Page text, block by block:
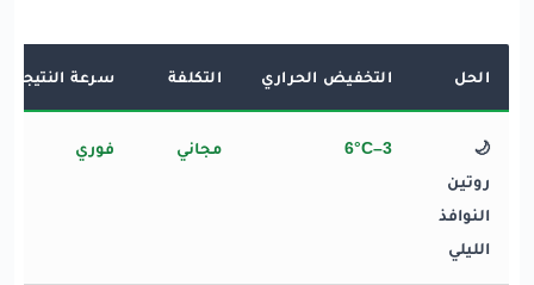
الحل التخفيض الحراري التكلفة سرعة النتيجة
🌙
روتين
النوافذ
الليلي
3–6°C مجاني فوري